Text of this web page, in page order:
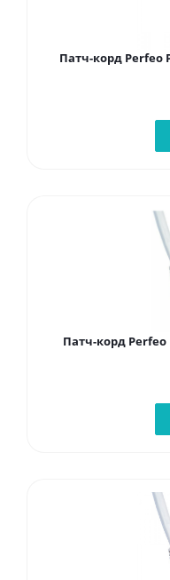
Патч-корд Perfeo
Патч-корд Perfeo